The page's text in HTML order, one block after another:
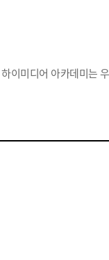
하이미디어 아카데미는